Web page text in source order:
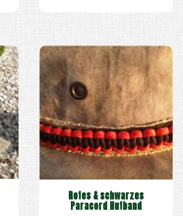
Rotes & schwarzes
Paracord Hutband